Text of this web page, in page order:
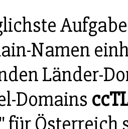
Namen
Länder-
Domains